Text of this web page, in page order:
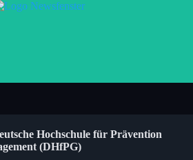
Hochschule für Prävention
(DHfPG)